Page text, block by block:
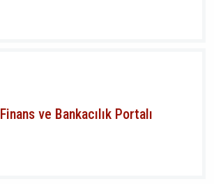
Finans ve Bankacılık Portalı